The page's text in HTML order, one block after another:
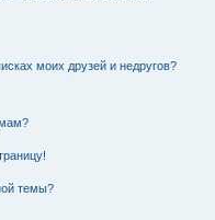
моих друзей и недругов?
темы?